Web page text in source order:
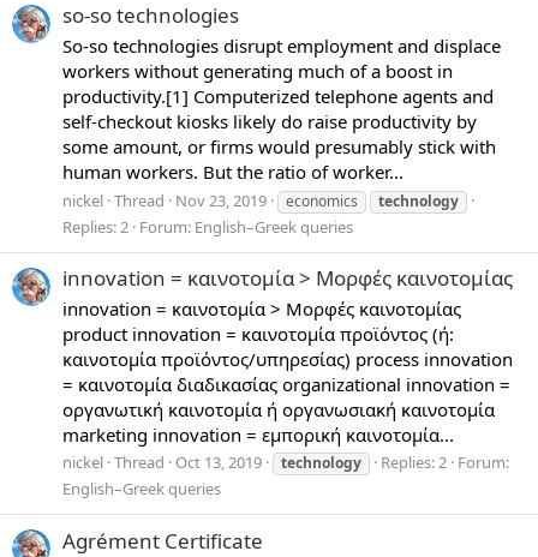
so-so technologies
So-so technologies disrupt employment and displace
workers without generating much of a boost in
productivity.[1] Computerized telephone agents and
self-checkout kiosks likely do raise productivity by
some amount, or firms would presumably stick with
human workers. But the ratio of worker...
nickel Thread Nov 23, 2019 economics technology
Replies: 2 Forum: English–Greek queries
innovation = καινοτομία > Μορφές καινοτομίας
innovation = καινοτομία > Μορφές καινοτομίας
product innovation = καινοτομία προϊόντος (ή:
καινοτομία προϊόντος/υπηρεσίας) process innovation
= καινοτομία διαδικασίας organizational innovation =
οργανωτική καινοτομία ή οργανωσιακή καινοτομία
marketing innovation = εμπορική καινοτομία...
nickel Thread Oct 13, 2019 technology Replies: 2 Forum:
English–Greek queries
Agrément Certificate